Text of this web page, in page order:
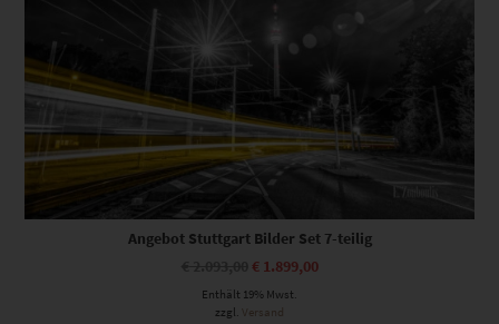
Angebot Stuttgart Bilder Set 7-teilig
Ursprünglicher
war:
€ 2.093,00
€ 1.899,00Aktueller
Enthält 19% Mwst.
zzgl. Versand